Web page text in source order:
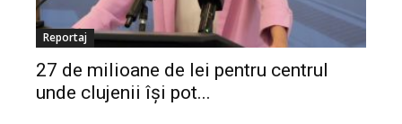
Reportaj
27 de milioane de lei pentru centrul
unde clujenii își pot...